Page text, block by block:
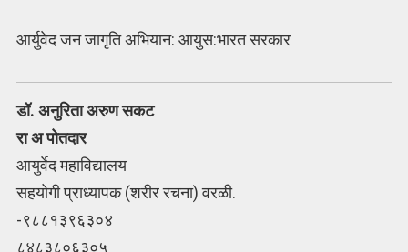
आर्युवेद जन जागृति अभियान: आयुस:भारत सरकार
डॉ. अनुरिता अरुण सकट
रा अ पोतदार
आयुर्वेद महाविद्यालय
सहयोगी प्राध्यापक (शरीर रचना) वरळी.
-९८८१३९६३०४
८४८३८०६३०५